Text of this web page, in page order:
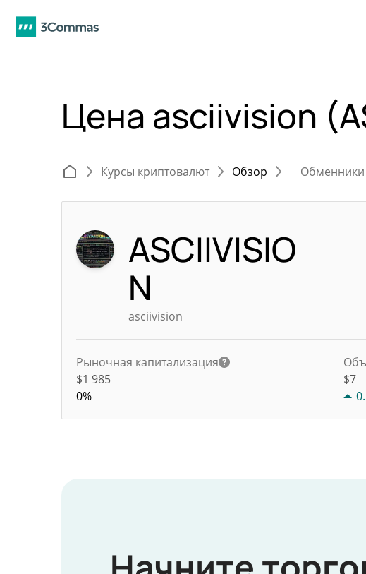
Цена asciivision
Курсы криптовалют Обзор
ASCIIVISIO
N
asciivision
Рыночная капитализация
$1 985
0%
$7